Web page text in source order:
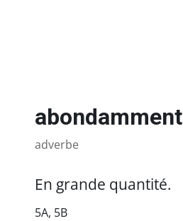
abondamment
adverbe
En grande quantité.
5A, 5B